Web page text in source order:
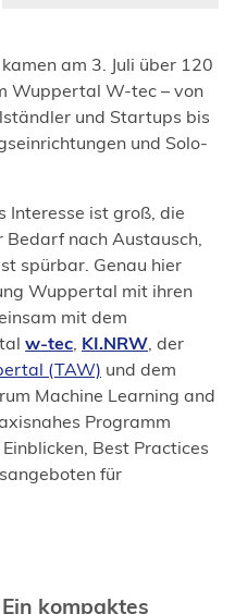
am 3. Juli über 120
Wuppertal W-tec – von
und Startups bis
und Solo-
Interesse ist groß, die
Bedarf nach Austausch,
spürbar. Genau hier
Wuppertal mit ihren
mit dem
w-tec, KI.NRW, der
(TAW) und dem
Machine Learning and
Programm
Best Practices
für
Ein kompaktes